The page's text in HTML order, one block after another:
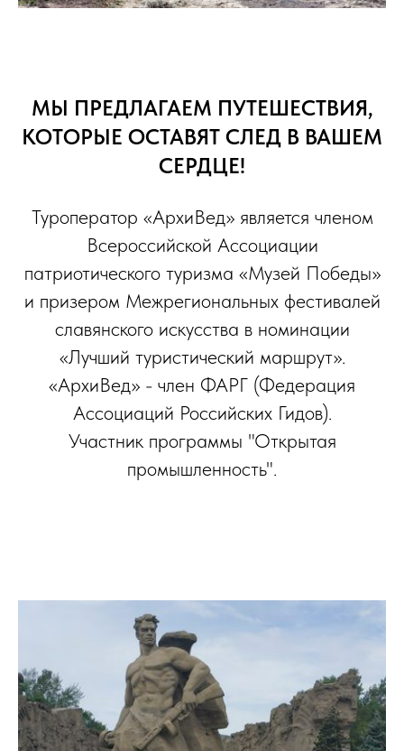
МЫ ПРЕДЛАГАЕМ ПУТЕШЕСТВИЯ,
КОТОРЫЕ ОСТАВЯТ СЛЕД В ВАШЕМ
СЕРДЦЕ!
Туроператор «АрхиВед» является членом
Всероссийской Ассоциации
патриотического туризма «Музей Победы»
и призером Межрегиональных фестивалей
славянского искусства в номинации
«Лучший туристический маршрут».
«АрхиВед» - член ФАРГ (Федерация
Ассоциаций Российских Гидов).
Участник программы "Открытая
промышленность".